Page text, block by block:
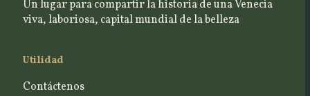
Un lugar para compartir la historia de una Venecia
viva, laboriosa, capital mundial de la belleza
Utilidad
Contáctenos